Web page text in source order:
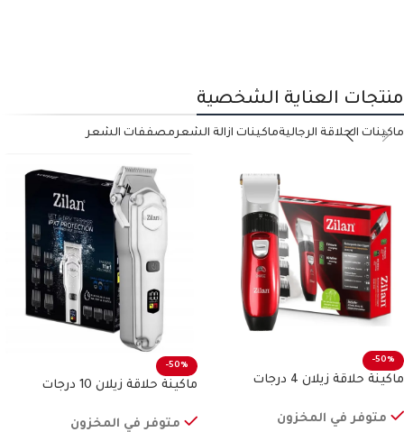
منتجات العناية الشخصية
ماكينات الحلاقة الرجاليةماكينات ازالة الشعرمصففات الشعر
-50%
ماكينة حلاقة زيلان 4 درجات
متوفر في المخزون
-50%
ماكينة حلاقة زيلان 10 درجات
متوفر في المخزون